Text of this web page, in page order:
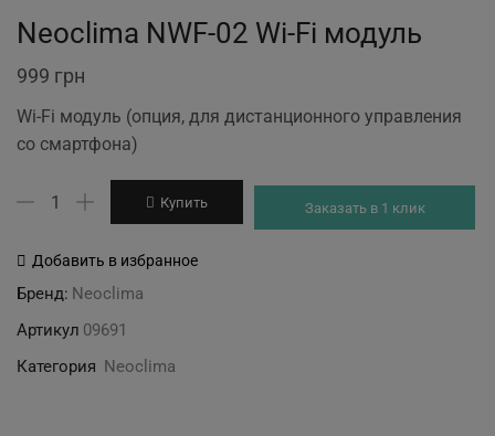
Neoclima NWF-02 Wi-Fi модуль
999 грн
Wi-Fi модуль (опция, для дистанционного управления
со смартфона)
Количество
Neoclima
02
Wi-
Fi
Купить Заказать в 1 клик
Добавить в избранное
Бренд: Neoclima
Артикул 09691
Категория Neoclima